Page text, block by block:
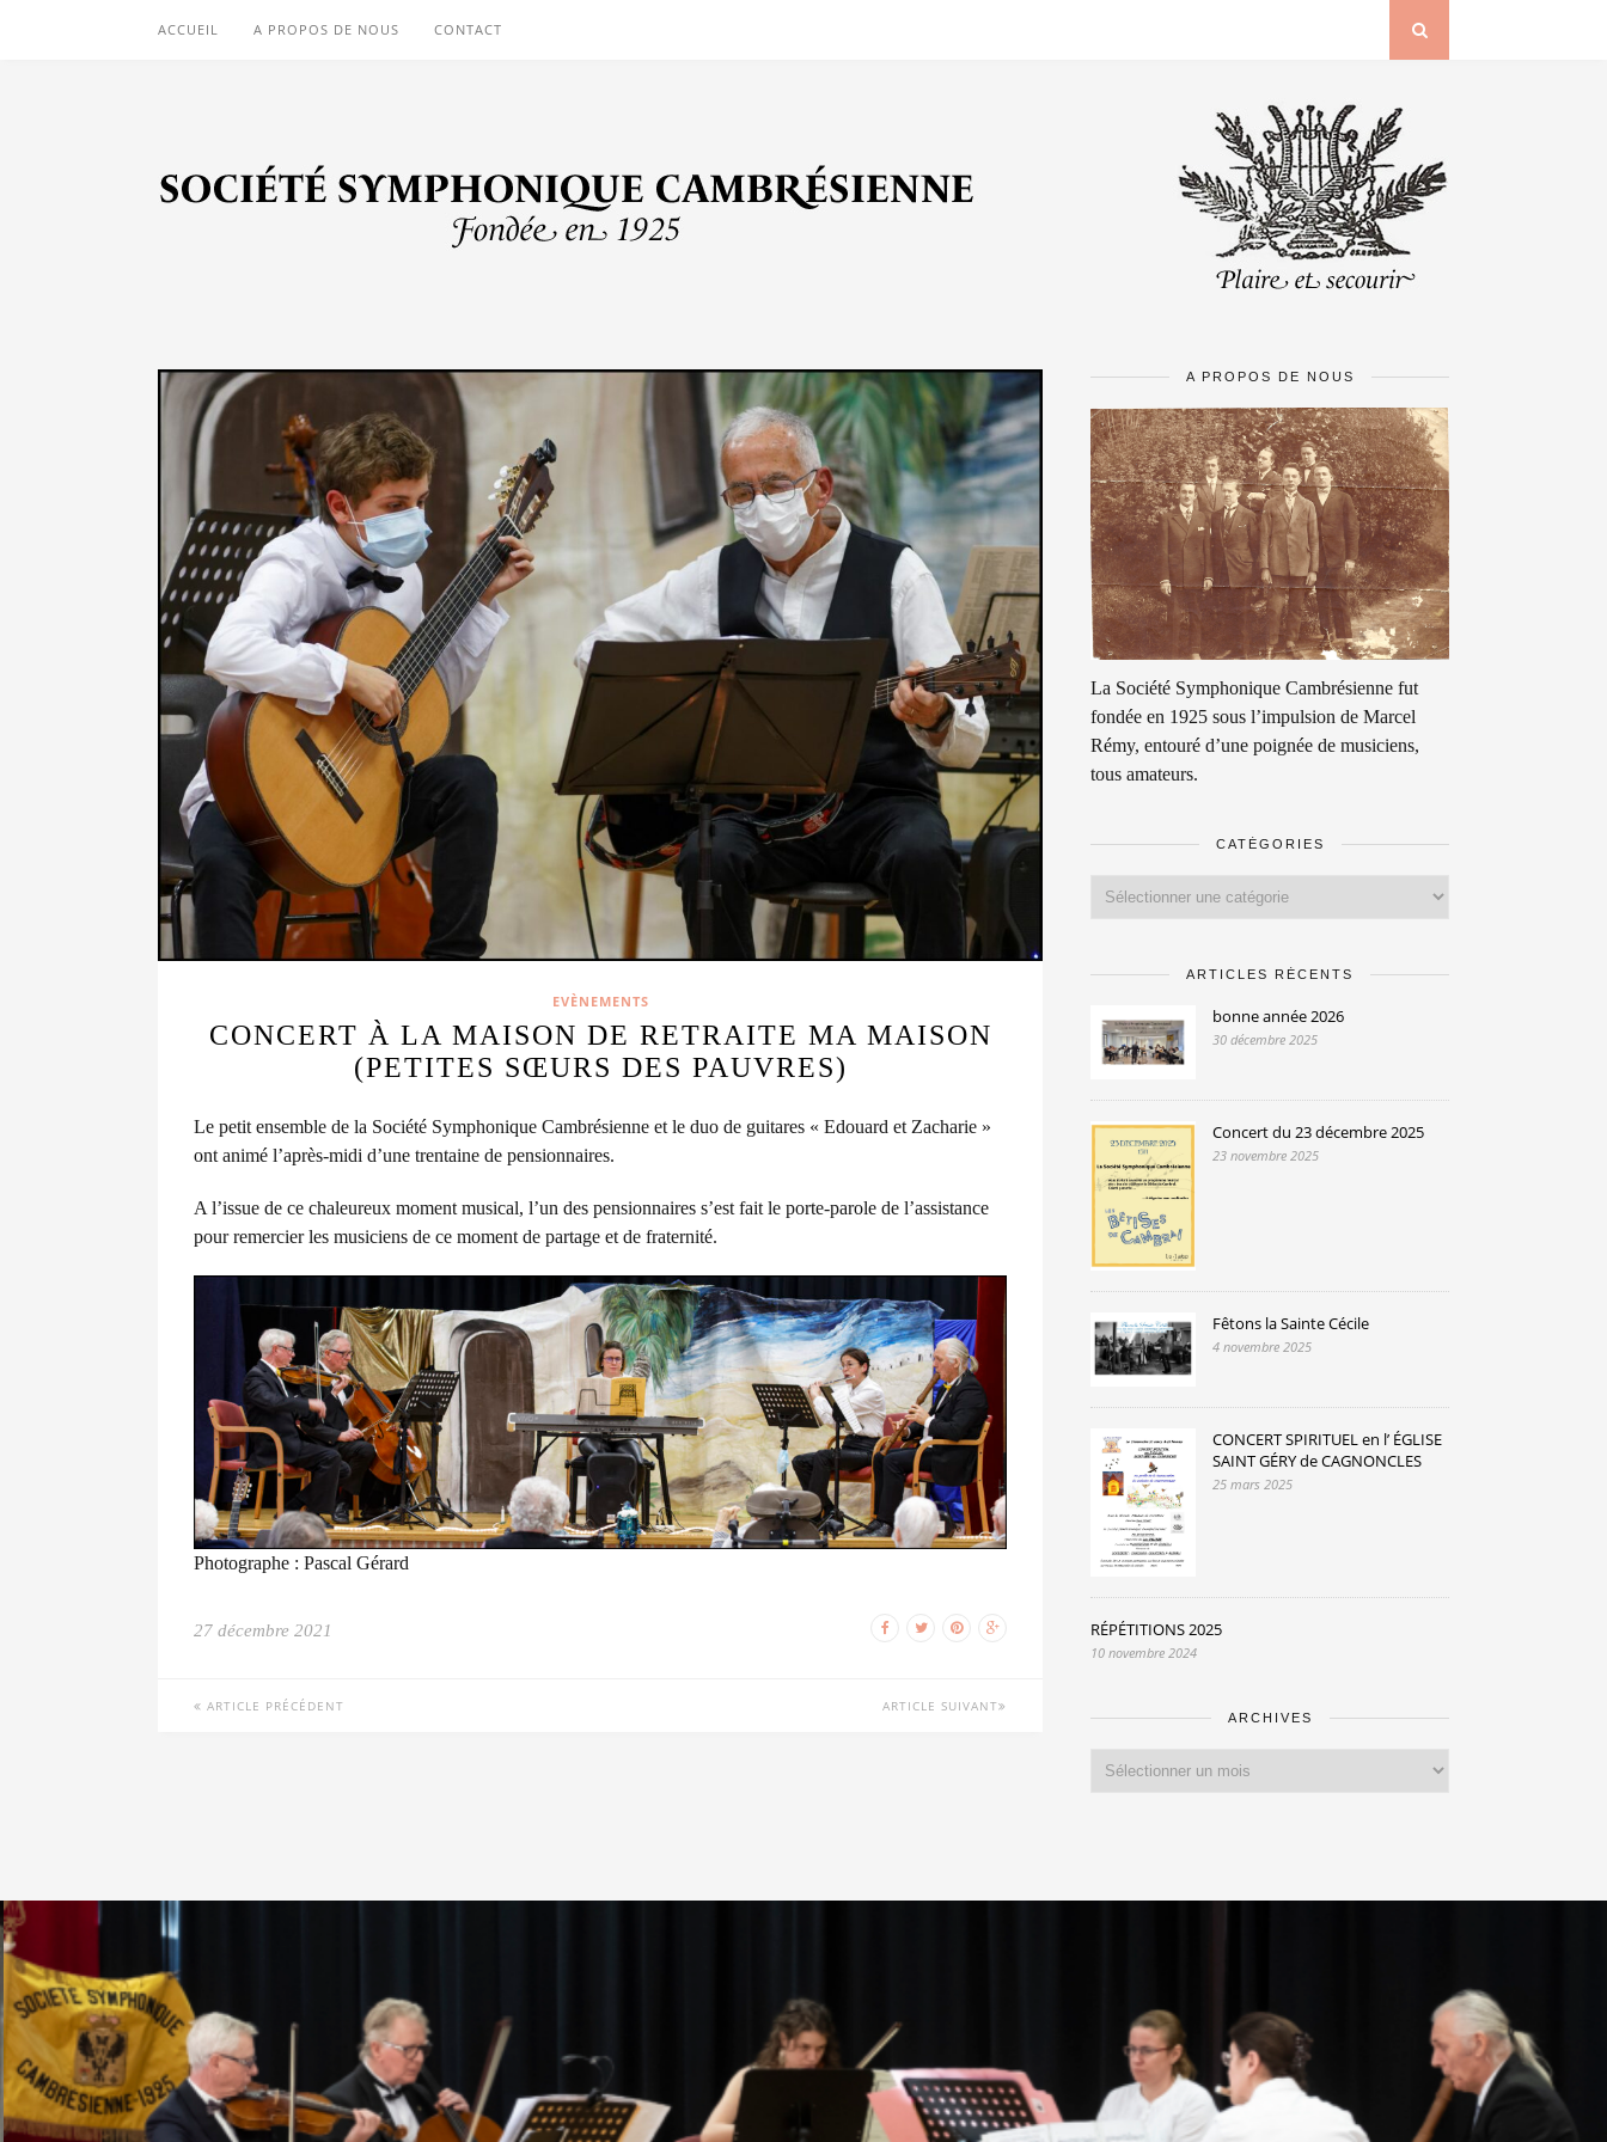
ACCUEIL A PROPOS DE NOUS CONTACT
EVÈNEMENTS
CONCERT À LA MAISON DE RETRAITE MA MAISON
(PETITES SŒURS DES PAUVRES)
Le petit ensemble de la Société Symphonique Cambrésienne et le duo de guitares « Edouard et Zacharie »
ont animé l’après-midi d’une trentaine de pensionnaires.
A l’issue de ce chaleureux moment musical, l’un des pensionnaires s’est fait le porte-parole de l’assistance
pour remercier les musiciens de ce moment de partage et de fraternité.
Photographe : Pascal Gérard
27 décembre 2021
ARTICLE PRÉCÉDENT ARTICLE SUIVANT
A PROPOS DE NOUS
La Société Symphonique Cambrésienne fut
fondée en 1925 sous l’impulsion de Marcel
Rémy, entouré d’une poignée de musiciens,
tous amateurs.
CATÉGORIES
ARTICLES RÉCENTS
bonne année 2026
30 décembre 2025
Concert du 23 décembre 2025
23 novembre 2025
Fêtons la Sainte Cécile
4 novembre 2025
CONCERT SPIRITUEL en l’ ÉGLISE
SAINT GÉRY de CAGNONCLES
25 mars 2025
RÉPÉTITIONS 2025
10 novembre 2024
ARCHIVES